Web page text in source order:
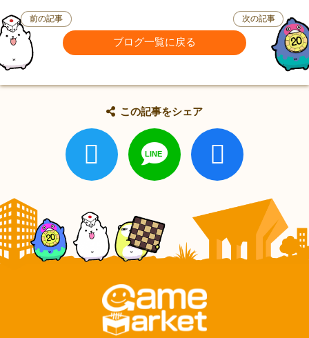
前の記事
ブログ一覧に戻る
次の記事
この記事をシェア